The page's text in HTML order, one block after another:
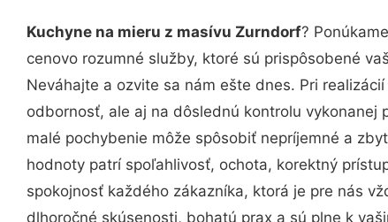
Kuchyne na mieru z masívu Zurndorf?
cenovo rozumné služby, ktoré sú prispôsobené
Neváhajte a ozvite sa nám ešte dnes. Pri
odbornosť, ale aj na dôslednú kontrolu vykonanej
malé pochybenie môže spôsobiť nepríjemné a
hodnoty patrí spoľahlivosť, ochota, korektný
spokojnosť každého zákazníka, ktorá je pre nás
dlhoročné skúsenosti, bohatú prax a sú plne k